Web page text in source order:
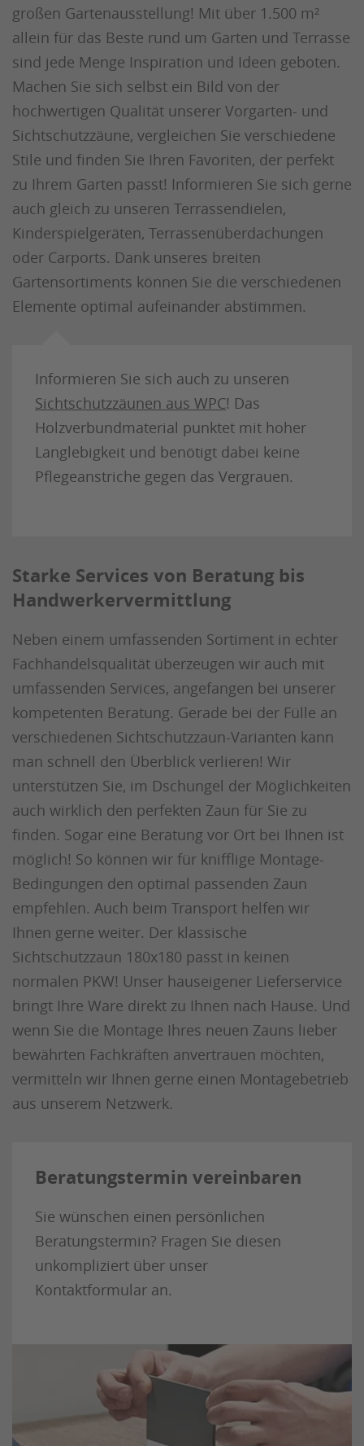
großen Gartenausstellung! Mit über 1.500 m²
allein für das Beste rund um Garten und Terrasse
sind jede Menge Inspiration und Ideen geboten.
Machen Sie sich selbst ein Bild von der
hochwertigen Qualität unserer Vorgarten- und
Sichtschutzzäune, vergleichen Sie verschiedene
Stile und finden Sie Ihren Favoriten, der perfekt
zu Ihrem Garten passt! Informieren Sie sich gerne
auch gleich zu unseren Terrassendielen,
Kinderspielgeräten, Terrassenüberdachungen
oder Carports. Dank unseres breiten
Gartensortiments können Sie die verschiedenen
Elemente optimal aufeinander abstimmen.
Informieren Sie sich auch zu unseren
Sichtschutzzäunen aus WPC! Das
Holzverbundmaterial punktet mit hoher
Langlebigkeit und benötigt dabei keine
Pflegeanstriche gegen das Vergrauen.
Starke Services von Beratung bis
Handwerkervermittlung
Neben einem umfassenden Sortiment in echter
Fachhandelsqualität überzeugen wir auch mit
umfassenden Services, angefangen bei unserer
kompetenten Beratung. Gerade bei der Fülle an
verschiedenen Sichtschutzzaun-Varianten kann
man schnell den Überblick verlieren! Wir
unterstützen Sie, im Dschungel der Möglichkeiten
auch wirklich den perfekten Zaun für Sie zu
finden. Sogar eine Beratung vor Ort bei Ihnen ist
möglich! So können wir für knifflige Montage-
Bedingungen den optimal passenden Zaun
empfehlen. Auch beim Transport helfen wir
Ihnen gerne weiter. Der klassische
Sichtschutzzaun 180x180 passt in keinen
normalen PKW! Unser hauseigener Lieferservice
bringt Ihre Ware direkt zu Ihnen nach Hause. Und
wenn Sie die Montage Ihres neuen Zauns lieber
bewährten Fachkräften anvertrauen möchten,
vermitteln wir Ihnen gerne einen Montagebetrieb
aus unserem Netzwerk.
Beratungstermin vereinbaren
Sie wünschen einen persönlichen
Beratungstermin? Fragen Sie diesen
unkompliziert über unser
Kontaktformular an.